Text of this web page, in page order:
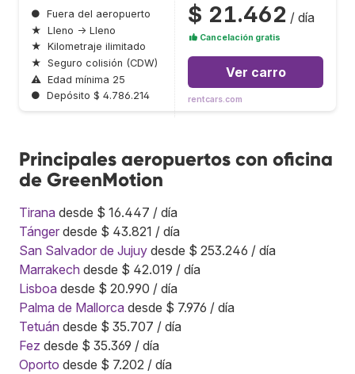
● Fuera del aeropuerto
★ Lleno → Lleno
★ Kilometraje ilimitado
★ Seguro colisión (CDW)
⚠ Edad mínima 25
● Depósito $ 4.786.214
$ 21.462 / día
Cancelación gratis
Ver carro
rentcars.com
Principales aeropuertos con oficina
de GreenMotion
Tirana desde $ 16.447 / día
Tánger desde $ 43.821 / día
San Salvador de Jujuy desde $ 253.246 / día
Marrakech desde $ 42.019 / día
Lisboa desde $ 20.990 / día
Palma de Mallorca desde $ 7.976 / día
Tetuán desde $ 35.707 / día
Fez desde $ 35.369 / día
Oporto desde $ 7.202 / día